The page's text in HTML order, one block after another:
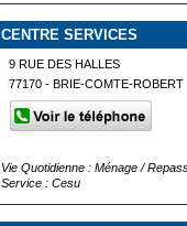
CENTRE SERVICES
9 RUE DES HALLES
77170 - BRIE-COMTE-ROBERT
Vie Quotidienne : Ménage /
Service : Cesu